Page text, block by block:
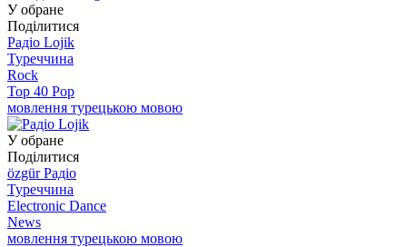
У обране
Поділитися
Радіо Lojik
Туреччина
Rock
Top 40 Pop
мовлення турецькою мовою
У обране
Поділитися
özgür Радіо
Туреччина
Electronic Dance
News
мовлення турецькою мовою